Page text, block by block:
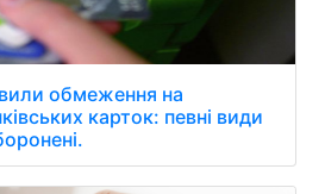
обмеження на
карток: певні види